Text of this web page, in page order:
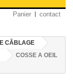
Panier contact
CÂBLAGE
COSSE A OEIL